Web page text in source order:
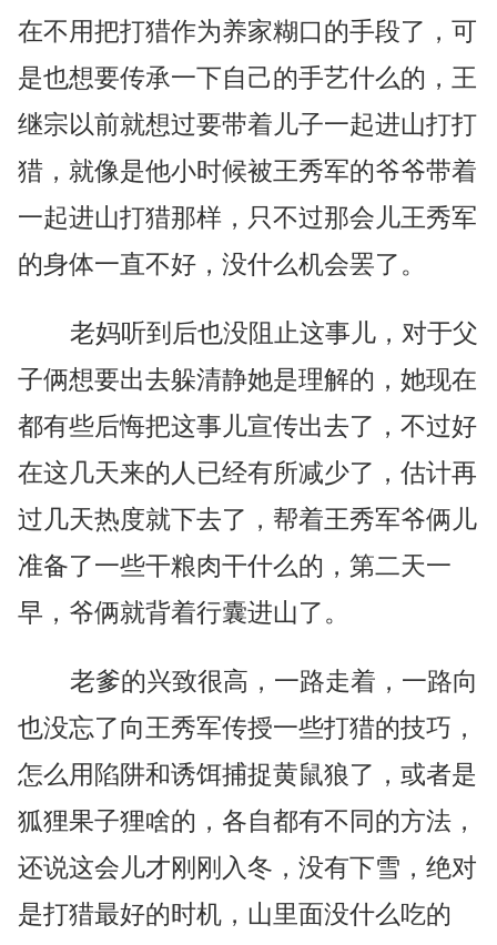
在不用把打猎作为养家糊口的手段了，可
是也想要传承一下自己的手艺什么的，王
继宗以前就想过要带着儿子一起进山打打
猎，就像是他小时候被王秀军的爷爷带着
一起进山打猎那样，只不过那会儿王秀军
的身体一直不好，没什么机会罢了。
老妈听到后也没阻止这事儿，对于父
子俩想要出去躲清静她是理解的，她现在
都有些后悔把这事儿宣传出去了，不过好
在这几天来的人已经有所减少了，估计再
过几天热度就下去了，帮着王秀军爷俩儿
准备了一些干粮肉干什么的，第二天一
早，爷俩就背着行囊进山了。
老爹的兴致很高，一路走着，一路向
也没忘了向王秀军传授一些打猎的技巧，
怎么用陷阱和诱饵捕捉黄鼠狼了，或者是
狐狸果子狸啥的，各自都有不同的方法，
还说这会儿才刚刚入冬，没有下雪，绝对
是打猎最好的时机，山里面没什么吃的